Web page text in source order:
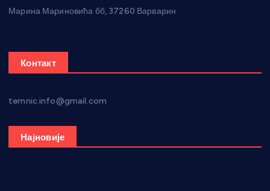
Марина Мариновића бб, 37260 Варварин
Контакт
temnic.info@gmail.com
Најновије